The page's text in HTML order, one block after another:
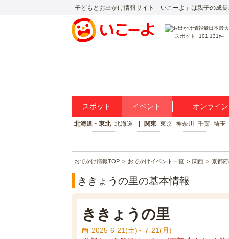
子どもとお出かけ情報サイト「いこーよ」は親子の成長
スポット 101,131件
スポット イベント オンライ
北海道・東北 北海道 関東 東京 神奈川 千葉 埼玉
おでかけ情報TOP おでかけイベント一覧 関西 京都
ききょうの里の基本情報
ききょうの里
2025-6-21(土)～7-21(月)